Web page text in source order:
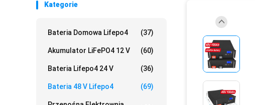
Kategorie
Bateria Domowa Lifepo4 (37)
Akumulator LiFePO4 12 V (60)
Bateria Lifepo4 24 V (36)
Bateria 48 V Lifepo4 (69)